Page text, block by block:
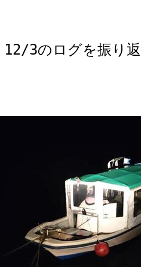
12/3のログを振り